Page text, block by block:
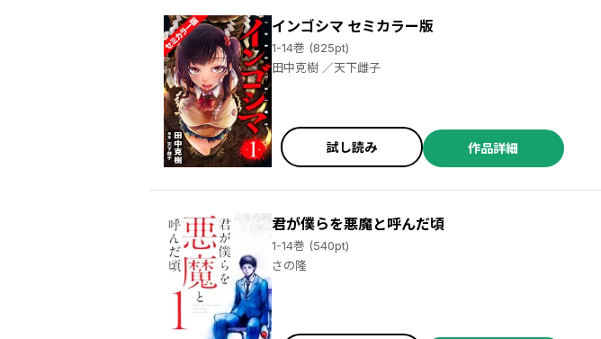
インゴシマ セミカラー版
1-14巻 (825pt)
田中克樹 ／天下雌子
試し読み 作品詳細
君が僕らを悪魔と呼んだ頃
1-14巻 (540pt)
さの隆